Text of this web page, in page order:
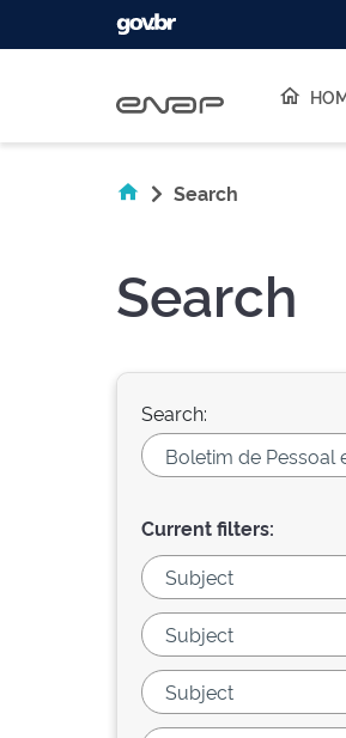
Search
Search
Search:
Current filters: